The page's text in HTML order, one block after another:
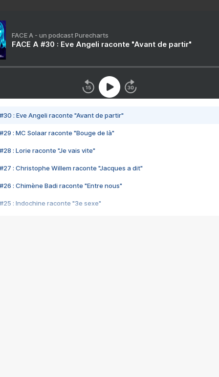
FACE A - un podcast Purecharts
FACE A #30 : Eve Angeli raconte "Avant de partir"
#30 : Eve Angeli raconte "Avant de partir"
#29 : MC Solaar raconte "Bouge de là"
#28 : Lorie raconte "Je vais vite"
#27 : Christophe Willem raconte "Jacques a dit"
#26 : Chimène Badi raconte "Entre nous"
#25 : Indochine raconte "3e sexe"